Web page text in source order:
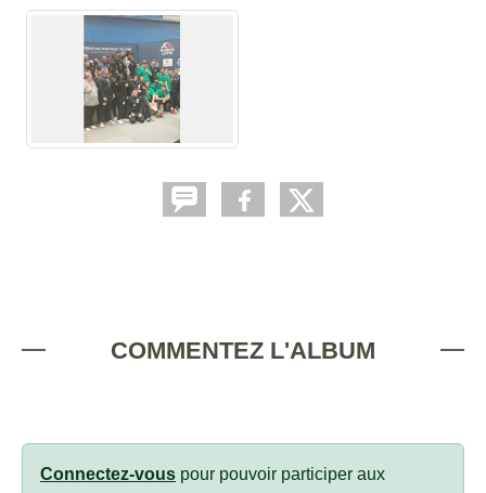
COMMENTEZ L'ALBUM
Connectez-vous pour pouvoir participer aux